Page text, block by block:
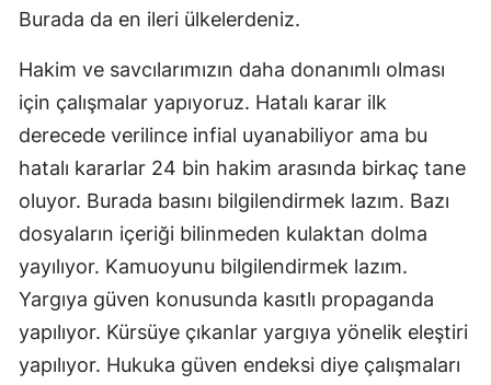
Burada da en ileri ülkelerdeniz.
Hakim ve savcılarımızın daha donanımlı olması
için çalışmalar yapıyoruz. Hatalı karar ilk
derecede verilince infial uyanabiliyor ama bu
hatalı kararlar 24 bin hakim arasında birkaç tane
oluyor. Burada basını bilgilendirmek lazım. Bazı
dosyaların içeriği bilinmeden kulaktan dolma
yayılıyor. Kamuoyunu bilgilendirmek lazım.
Yargıya güven konusunda kasıtlı propaganda
yapılıyor. Kürsüye çıkanlar yargıya yönelik eleştiri
yapılıyor. Hukuka güven endeksi diye çalışmaları